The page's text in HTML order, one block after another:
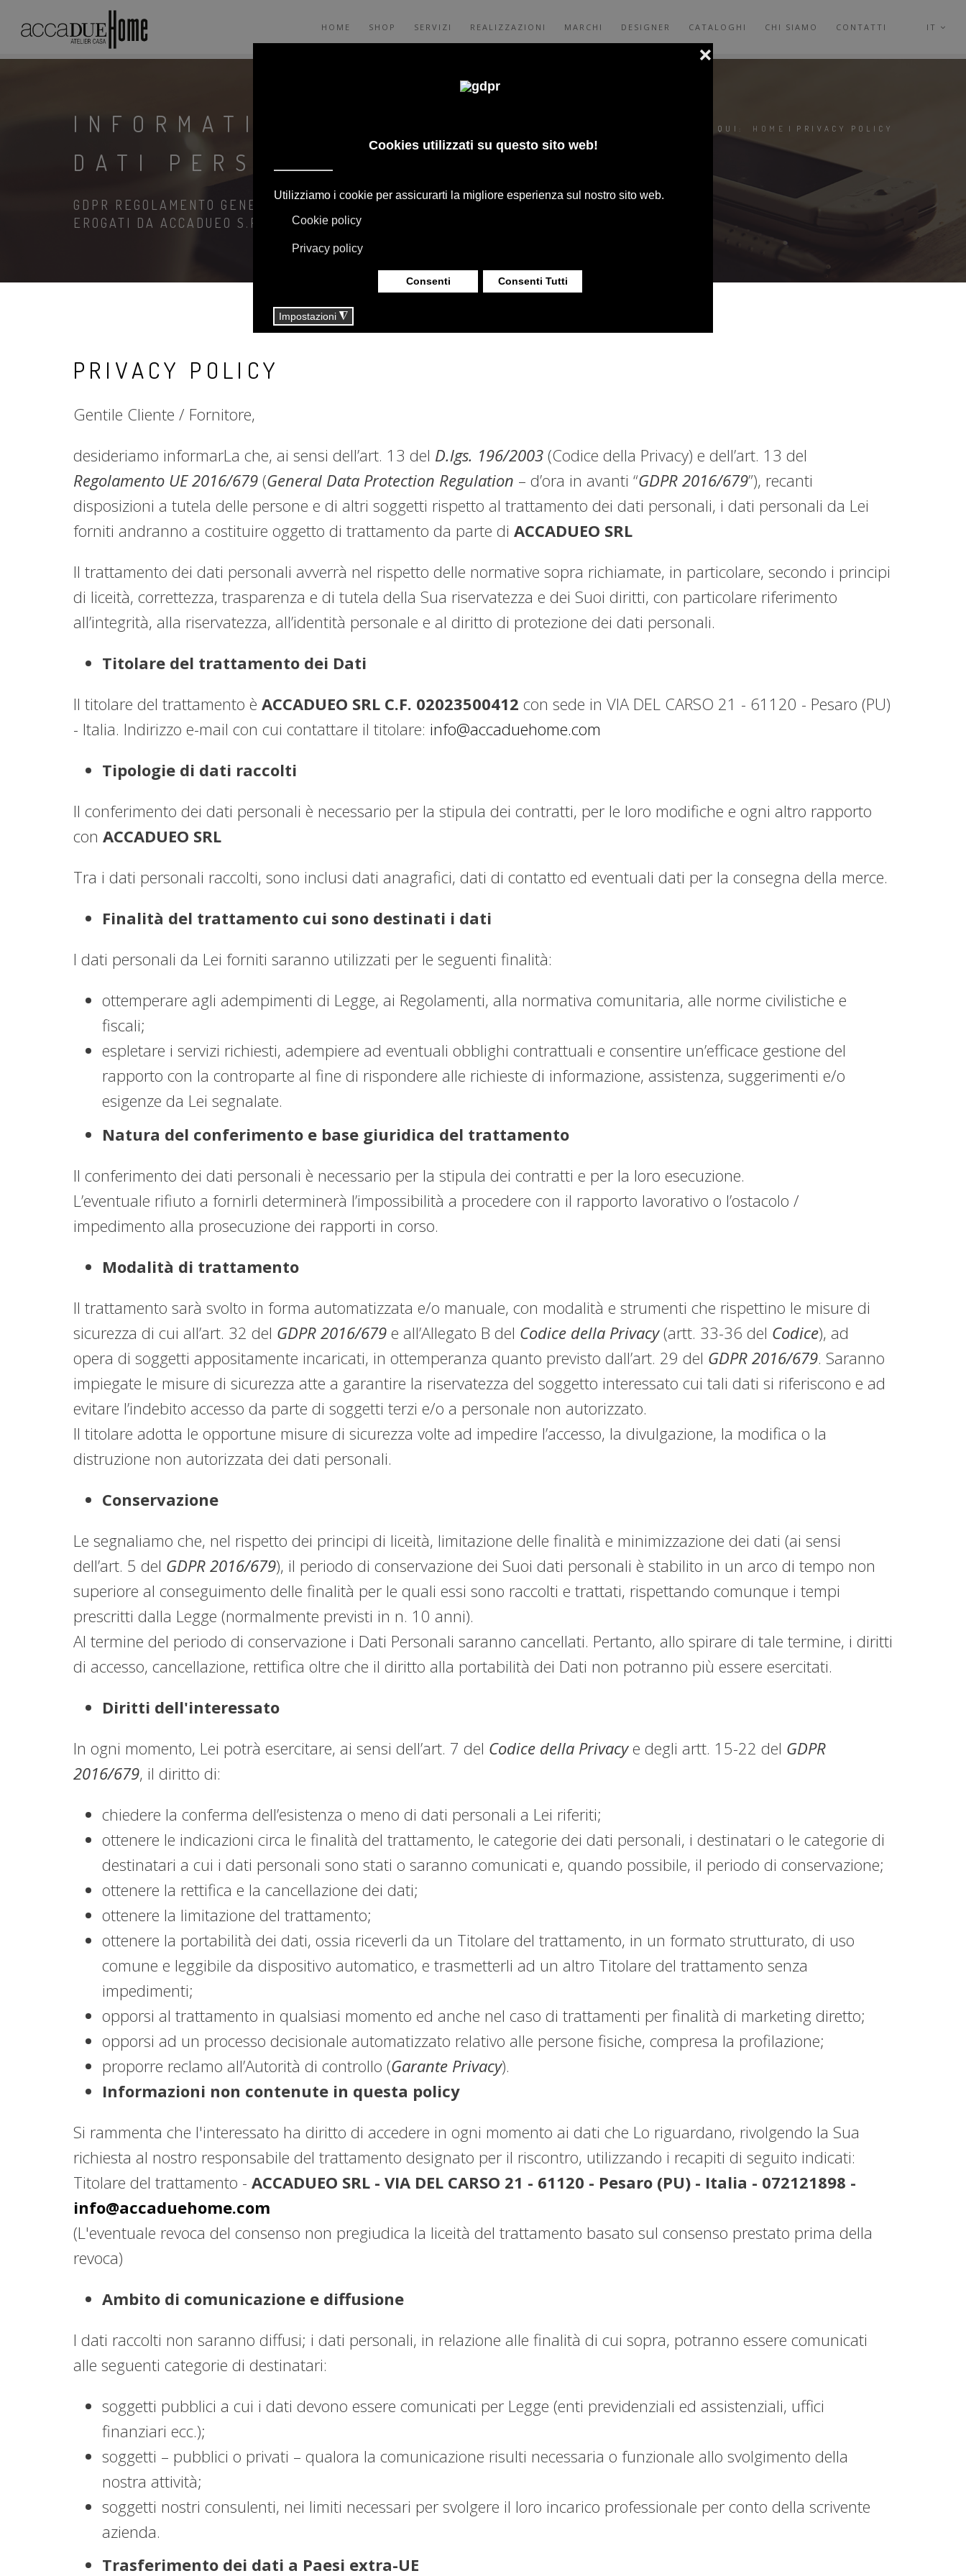
IT
HOME SHOP SERVIZI REALIZZAZIONI MARCHI DESIGNER CATALOGHI CHI SIAMO CONTATTI
INFORMATIVA TRATTAMENTO
DATI PERSONALI
GDPR REGOLAMENTO GENERALE SULLA PROTEZIONE DEI DATI PER I SERVIZI
EROGATI DA ACCADUEO S.R.L.
SEI QUI: HOME | PRIVACY POLICY
PRIVACY POLICY
Gentile Cliente / Fornitore,
desideriamo informarLa che, ai sensi dell’art. 13 del D.lgs. 196/2003 (Codice della Privacy) e dell’art. 13 del
Regolamento UE 2016/679 (General Data Protection Regulation – d’ora in avanti “GDPR 2016/679”), recanti
disposizioni a tutela delle persone e di altri soggetti rispetto al trattamento dei dati personali, i dati personali da Lei
forniti andranno a costituire oggetto di trattamento da parte di ACCADUEO SRL
Il trattamento dei dati personali avverrà nel rispetto delle normative sopra richiamate, in particolare, secondo i principi
di liceità, correttezza, trasparenza e di tutela della Sua riservatezza e dei Suoi diritti, con particolare riferimento
all’integrità, alla riservatezza, all’identità personale e al diritto di protezione dei dati personali.
Titolare del trattamento dei Dati
Il titolare del trattamento è ACCADUEO SRL C.F. 02023500412 con sede in VIA DEL CARSO 21 - 61120 - Pesaro (PU)
- Italia. Indirizzo e-mail con cui contattare il titolare: info@accaduehome.com
Tipologie di dati raccolti
Il conferimento dei dati personali è necessario per la stipula dei contratti, per le loro modifiche e ogni altro rapporto
con ACCADUEO SRL
Tra i dati personali raccolti, sono inclusi dati anagrafici, dati di contatto ed eventuali dati per la consegna della merce.
Finalità del trattamento cui sono destinati i dati
I dati personali da Lei forniti saranno utilizzati per le seguenti finalità:
ottemperare agli adempimenti di Legge, ai Regolamenti, alla normativa comunitaria, alle norme civilistiche e
fiscali;
espletare i servizi richiesti, adempiere ad eventuali obblighi contrattuali e consentire un’efficace gestione del
rapporto con la controparte al fine di rispondere alle richieste di informazione, assistenza, suggerimenti e/o
esigenze da Lei segnalate.
Natura del conferimento e base giuridica del trattamento
Il conferimento dei dati personali è necessario per la stipula dei contratti e per la loro esecuzione.
L’eventuale rifiuto a fornirli determinerà l’impossibilità a procedere con il rapporto lavorativo o l’ostacolo /
impedimento alla prosecuzione dei rapporti in corso.
Modalità di trattamento
Il trattamento sarà svolto in forma automatizzata e/o manuale, con modalità e strumenti che rispettino le misure di
sicurezza di cui all’art. 32 del GDPR 2016/679 e all’Allegato B del Codice della Privacy(artt. 33-36 del Codice), ad
opera di soggetti appositamente incaricati, in ottemperanza quanto previsto dall’art. 29 del GDPR 2016/679. Saranno
impiegate le misure di sicurezza atte a garantire la riservatezza del soggetto interessato cui tali dati si riferiscono e ad
evitare l’indebito accesso da parte di soggetti terzi e/o a personale non autorizzato.
Il titolare adotta le opportune misure di sicurezza volte ad impedire l’accesso, la divulgazione, la modifica o la
distruzione non autorizzata dei dati personali.
Conservazione
Le segnaliamo che, nel rispetto dei principi di liceità, limitazione delle finalità e minimizzazione dei dati (ai sensi
dell’art. 5 del GDPR 2016/679), il periodo di conservazione dei Suoi dati personali è stabilito in un arco di tempo non
superiore al conseguimento delle finalità per le quali essi sono raccolti e trattati, rispettando comunque i tempi
prescritti dalla Legge (normalmente previsti in n. 10 anni).
Al termine del periodo di conservazione i Dati Personali saranno cancellati. Pertanto, allo spirare di tale termine, i diritti
di accesso, cancellazione, rettifica oltre che il diritto alla portabilità dei Dati non potranno più essere esercitati.
Diritti dell'interessato
In ogni momento, Lei potrà esercitare, ai sensi dell’art. 7 del Codice della Privacye degli artt. 15-22 del GDPR
2016/679, il diritto di:
chiedere la conferma dell’esistenza o meno di dati personali a Lei riferiti;
ottenere le indicazioni circa le finalità del trattamento, le categorie dei dati personali, i destinatari o le categorie di
destinatari a cui i dati personali sono stati o saranno comunicati e, quando possibile, il periodo di conservazione;
ottenere la rettifica e la cancellazione dei dati;
ottenere la limitazione del trattamento;
ottenere la portabilità dei dati, ossia riceverli da un Titolare del trattamento, in un formato strutturato, di uso
comune e leggibile da dispositivo automatico, e trasmetterli ad un altro Titolare del trattamento senza
impedimenti;
opporsi al trattamento in qualsiasi momento ed anche nel caso di trattamenti per finalità di marketing diretto;
opporsi ad un processo decisionale automatizzato relativo alle persone fisiche, compresa la profilazione;
proporre reclamo all’Autorità di controllo (Garante Privacy).
Informazioni non contenute in questa policy
Si rammenta che l'interessato ha diritto di accedere in ogni momento ai dati che Lo riguardano, rivolgendo la Sua
richiesta al nostro responsabile del trattamento designato per il riscontro, utilizzando i recapiti di seguito indicati:
Titolare del trattamento - ACCADUEO SRL - VIA DEL CARSO 21 - 61120 - Pesaro (PU) - Italia - 072121898 -
info@accaduehome.com
(L'eventuale revoca del consenso non pregiudica la liceità del trattamento basato sul consenso prestato prima della
revoca)
Ambito di comunicazione e diffusione
I dati raccolti non saranno diffusi; i dati personali, in relazione alle finalità di cui sopra, potranno essere comunicati
alle seguenti categorie di destinatari:
soggetti pubblici a cui i dati devono essere comunicati per Legge (enti previdenziali ed assistenziali, uffici
finanziari ecc.);
soggetti – pubblici o privati – qualora la comunicazione risulti necessaria o funzionale allo svolgimento della
nostra attività;
soggetti nostri consulenti, nei limiti necessari per svolgere il loro incarico professionale per conto della scrivente
azienda.
Trasferimento dei dati a Paesi extra-UE